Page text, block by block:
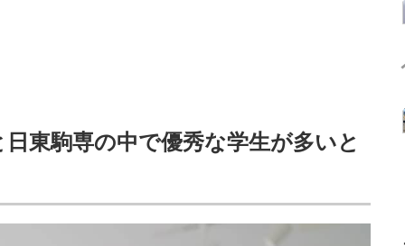
東駒専の中で優秀な学生が多いと